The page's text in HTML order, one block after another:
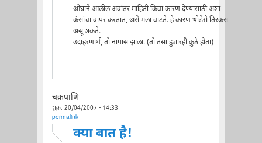
ओघाने आलील अवांतर माहिती किंवा कारण देण्यासाठी अशा
कंसांचा वापर करतात, असे मला वाटते. हे कारण थोडेसे तिरकस
असू शकते.
उदाहरणार्थ, तो नापास झाला. (तो तसा हुशारही कुठे होता)
चक्रपाणि
शुक्र, 20/04/2007 - 14:33
permalink
क्या बात है!